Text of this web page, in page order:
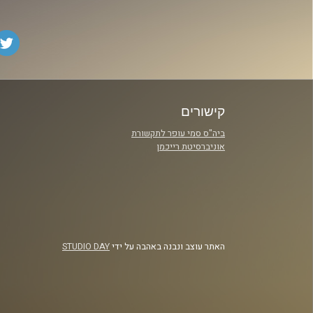
קישורים
ביה"ס סמי עופר לתקשורת
אוניברסיטת רייכמן
האתר עוצב ונבנה באהבה על ידיSTUDIO DAY